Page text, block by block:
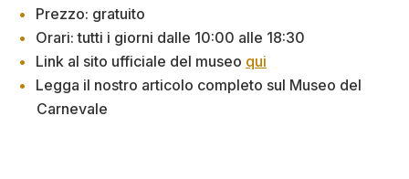
Prezzo: gratuito
Orari: tutti i giorni dalle 10:00 alle 18:30
Link al sito ufficiale del museo qui
Legga il nostro articolo completo sul Museo del
Carnevale